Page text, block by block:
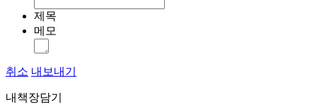
제목
메모
취소 내보내기
내책장담기